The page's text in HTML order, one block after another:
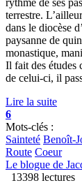
rythme de ses
terrestre.
dans le diocèse
paysanne de
monastique,
Il fait des études
de celui-ci, il
Lire la suite
6
Mots-clés :
Sainteté Benoît-
Route Coeur
Le blogue de
13398 lectures